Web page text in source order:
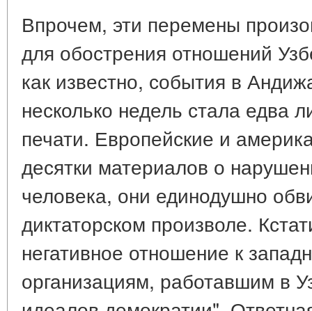
Впрочем, эти перемены
для обострения отношений
как известно, события в
несколько недель стала едва
печати. Европейские и
десятки материалов о
человека, они единодушно
диктаторском произволе.
негативное отношение к
организациям, работавшим в